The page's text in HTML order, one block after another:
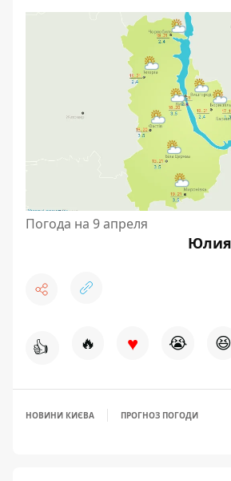
Погода на 9 апреля
Юлия
👍 🔥 ♥ 😭 😆
НОВИНИ КИЄВА ПРОГНОЗ ПОГОДИ